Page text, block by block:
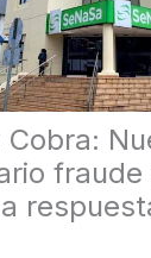
Cobra:
fraude